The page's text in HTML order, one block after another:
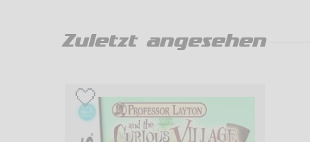
Zuletzt angesehen